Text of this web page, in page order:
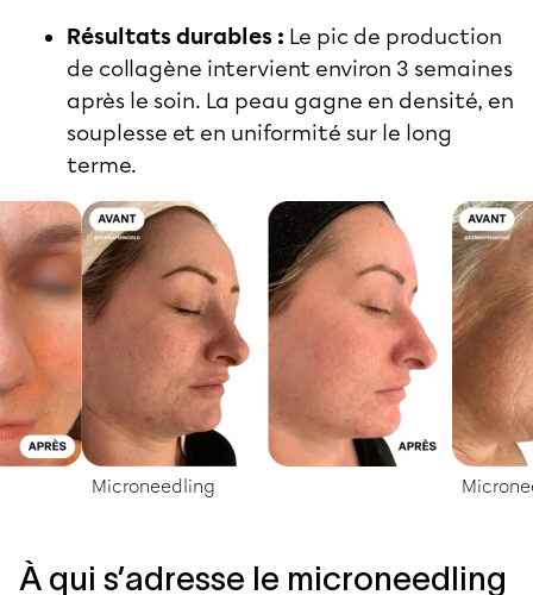
Résultats durables : Le pic de production
de collagène intervient environ 3 semaines
après le soin. La peau gagne en densité, en
souplesse et en uniformité sur le long
terme.
Microneedling
À qui s’adresse le microneedling